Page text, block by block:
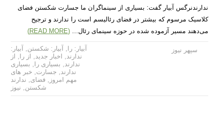
ندارندنرگس آبیار گفت: بسیاری از سینماگران ما جسارت شکستن فضای
کلاسیک مرسوم که بیشتر در فضای رئالیسم است را ندارند و ترجیح
می‌دهند مسیر آزموده شده در حوزه سینمای رئال…(READ MORE)
سپهر نیوز آبیار: را , آبیار: شکستن,
آبیار:
ندارند, اخبار جدید, از را , از
ندارند, بسیاری را , بسیاری
ندارند, جسارت, خبر های
مهم امروز , فضای, ندارند
شکستن, نیوز